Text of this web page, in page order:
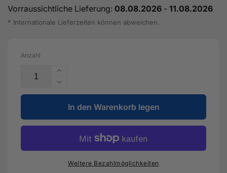
Vorraussichtliche Lieferung: 08.08.2026 - 11.08.2026
* Internationale Lieferzeiten können abweichen.
Anzahl
Erhöhe
die
Menge
für
Leitungssatz
für
Drehzahl-
fühler
Verringere
die
Menge
für
Leitungssatz
Drehzahl-
fühler
In den Warenkorb legen
Weitere Bezahlmöglichkeiten